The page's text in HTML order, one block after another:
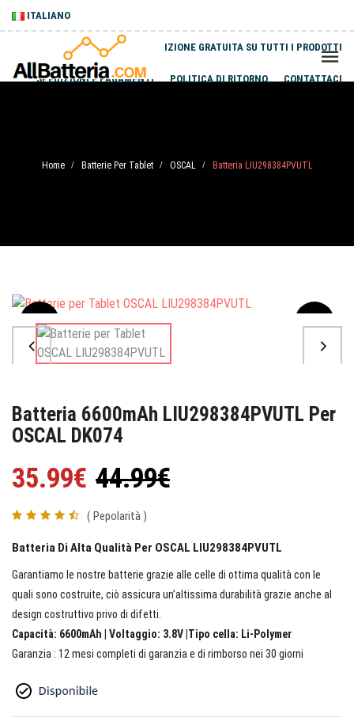
ITALIANO
SPEDIZIONE GRATUITA SU TUTTI I PRODOTTI
SPEDIZIONI E PAGAMENTI POLITICA DI RITORNO CONTATTACI
Home / Batterie Per Tablet / OSCAL / Batteria LIU298384PVUTL
Sale
Batteria 6600mAh LIU298384PVUTL Per
OSCAL DK074
35.99€ 44.99€
( Pepolarità )
Batteria Di Alta Qualità Per OSCAL LIU298384PVUTL
Garantiamo le nostre batterie grazie alle celle di ottima qualità con le
quali sono costruite, ciò assicura un’altissima durabilità grazie anche al
design costruttivo privo di difetti.
Capacità: 6600mAh | Voltaggio: 3.8V |Tipo cella: Li-Polymer
Garanzia : 12 mesi completi di garanzia e di rimborso nei 30 giorni